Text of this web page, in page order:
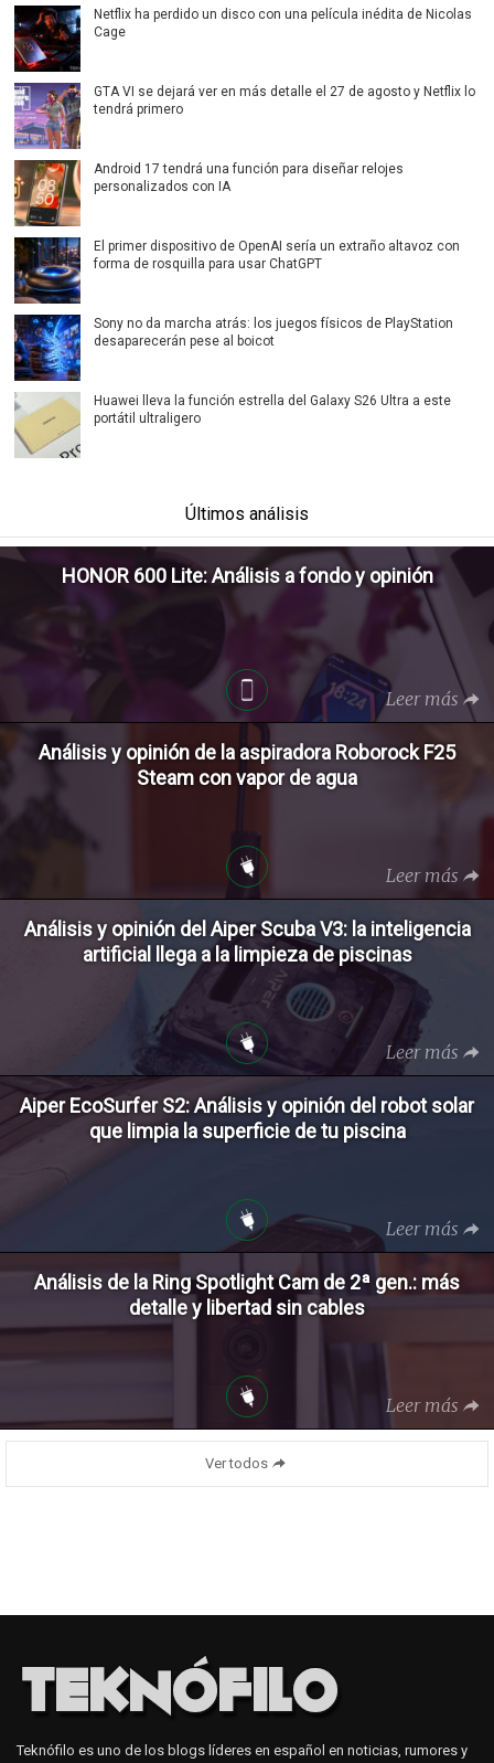
Netflix ha perdido un disco con una película inédita de Nicolas
Cage
GTA VI se dejará ver en más detalle el 27 de agosto y Netflix lo
tendrá primero
Android 17 tendrá una función para diseñar relojes
personalizados con IA
El primer dispositivo de OpenAI sería un extraño altavoz con
forma de rosquilla para usar ChatGPT
Sony no da marcha atrás: los juegos físicos de PlayStation
desaparecerán pese al boicot
Huawei lleva la función estrella del Galaxy S26 Ultra a este
portátil ultraligero
Últimos análisis
HONOR 600 Lite: Análisis a fondo y opinión
Leer más
Análisis y opinión de la aspiradora Roborock F25
Steam con vapor de agua
Leer más
Análisis y opinión del Aiper Scuba V3: la inteligencia
artificial llega a la limpieza de piscinas
Leer más
Aiper EcoSurfer S2: Análisis y opinión del robot solar
que limpia la superficie de tu piscina
Leer más
Análisis de la Ring Spotlight Cam de 2ª gen.: más
detalle y libertad sin cables
Leer más
Ver todos
Teknófilo es uno de los blogs líderes en español en noticias, rumores y